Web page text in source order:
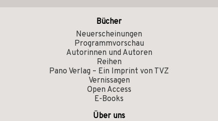
Bücher
Neuerscheinungen
Programmvorschau
Autorinnen und Autoren
Reihen
Pano Verlag – Ein Imprint von TVZ
Vernissagen
Open Access
E-Books
Über uns